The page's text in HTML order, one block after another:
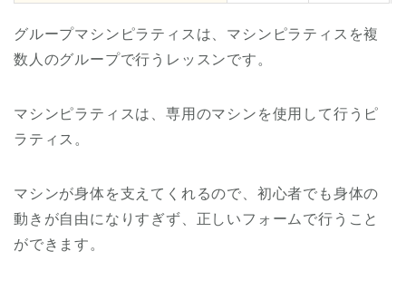
グループマシンピラティスは、マシンピラティスを複
数人のグループで行うレッスンです。
マシンピラティスは、専用のマシンを使用して行うピ
ラティス。
マシンが身体を支えてくれるので、初心者でも身体の
動きが自由になりすぎず、正しいフォームで行うこと
ができます。